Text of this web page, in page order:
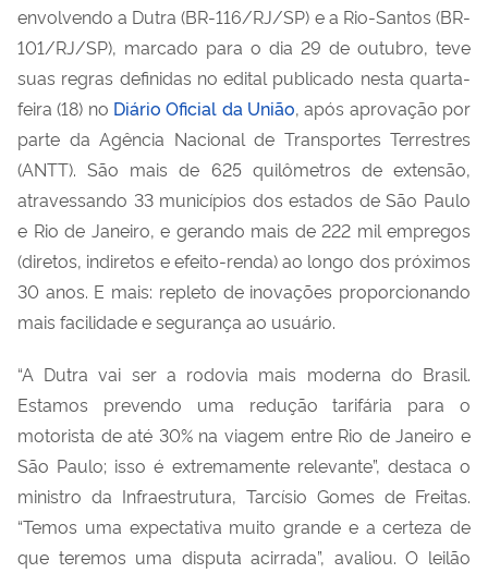
envolvendo a Dutra (BR-116/RJ/SP) e a Rio-Santos (BR-
101/RJ/SP), marcado para o dia 29 de outubro, teve
suas regras definidas no edital publicado nesta quarta-
feira (18) no Diário Oficial da União, após aprovação por
parte da Agência Nacional de Transportes Terrestres
(ANTT). São mais de 625 quilômetros de extensão,
atravessando 33 municípios dos estados de São Paulo
e Rio de Janeiro, e gerando mais de 222 mil empregos
(diretos, indiretos e efeito-renda) ao longo dos próximos
30 anos. E mais: repleto de inovações proporcionando
mais facilidade e segurança ao usuário.
“A Dutra vai ser a rodovia mais moderna do Brasil.
Estamos prevendo uma redução tarifária para o
motorista de até 30% na viagem entre Rio de Janeiro e
São Paulo; isso é extremamente relevante”, destaca o
ministro da Infraestrutura, Tarcísio Gomes de Freitas.
“Temos uma expectativa muito grande e a certeza de
que teremos uma disputa acirrada”, avaliou. O leilão